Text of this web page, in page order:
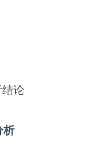
论
析